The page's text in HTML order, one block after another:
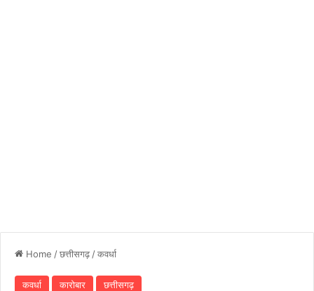
Home /छत्तीसगढ़ /कवर्धा
कवर्धा कारोबार छत्तीसगढ़